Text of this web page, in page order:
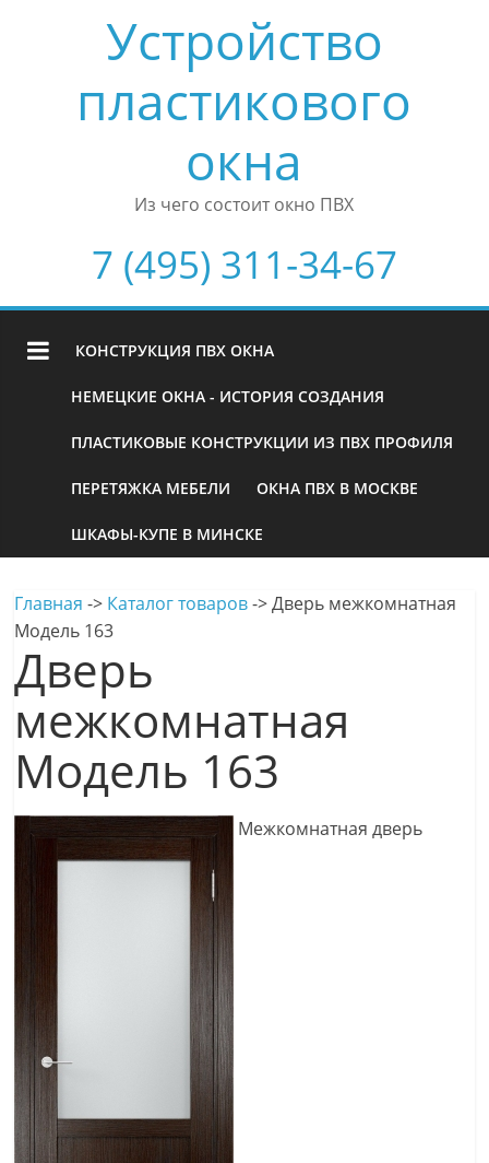
Устройство
пластикового
окна
Из чего состоит окно ПВХ
7 (495) 311-34-67
КОНСТРУКЦИЯ ПВХ ОКНА
НЕМЕЦКИЕ ОКНА - ИСТОРИЯ СОЗДАНИЯ
ПЛАСТИКОВЫЕ КОНСТРУКЦИИ ИЗ ПВХ ПРОФИЛЯ
ПЕРЕТЯЖКА МЕБЕЛИ ОКНА ПВХ В МОСКВЕ
ШКАФЫ-КУПЕ В МИНСКЕ
Главная -> Каталог товаров->Дверь межкомнатная
Модель 163
Дверь
межкомнатная
Модель 163
Межкомнатная дверь